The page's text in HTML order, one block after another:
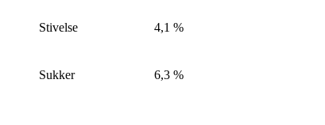
Stivelse 4,1 %
Sukker 6,3 %